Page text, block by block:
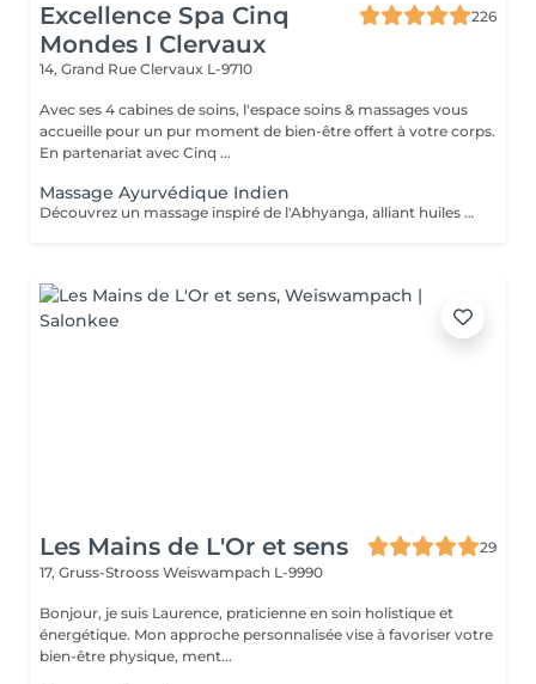
Excellence Spa Cinq
Mondes I Clervaux
226
14, Grand Rue Clervaux L-9710
Avec ses 4 cabines de soins, l'espace soins & massages vous
accueille pour un pur moment de bien-être offert à votre corps.
En partenariat avec Cinq ...
Massage Ayurvédique Indien
Découvrez un massage inspiré de l'Abhyanga, alliant huiles de sésame, moringa et chaulmoogra. L'alternance de mouvements lents et rapides, à la fois énergétiques et enveloppants, associée à des étirements, dénoue les tensions et réveille le corps en douceur, pour un moment de légèreté et de vitalité. La durée de la prestation (60min) inclut l'installation et le temps de relaxation intégré à nos soins (10min).
Les Mains de L'Or et sens
29
17, Gruss-Strooss Weiswampach L-9990
Bonjour, je suis Laurence, praticienne en soin holistique et
énergétique. Mon approche personnalisée vise à favoriser votre
bien-être physique, ment...